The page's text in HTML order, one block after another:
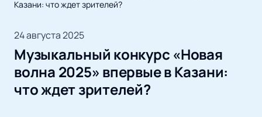
Казани: что ждет зрителей?
24 августа 2025
Музыкальный конкурс «Новая
волна 2025» впервые в Казани:
что ждет зрителей?